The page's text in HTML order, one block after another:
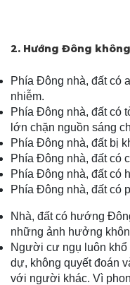
2. Hướng Đông
Phía Đông nhà, đất có
nhiễm.
Phía Đông nhà, đất có
lớn chặn nguồn sáng
Phía Đông nhà, đất bị
Phía Đông nhà, đất có
Phía Đông nhà, đất có
Phía Đông nhà, đất có
Nhà, đất có hướng
những ảnh hưởng
Người cư ngụ luôn khổ
dự, không quyết đoán
với người khác. Vì